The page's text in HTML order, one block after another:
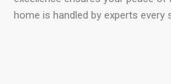
home is handled by experts every